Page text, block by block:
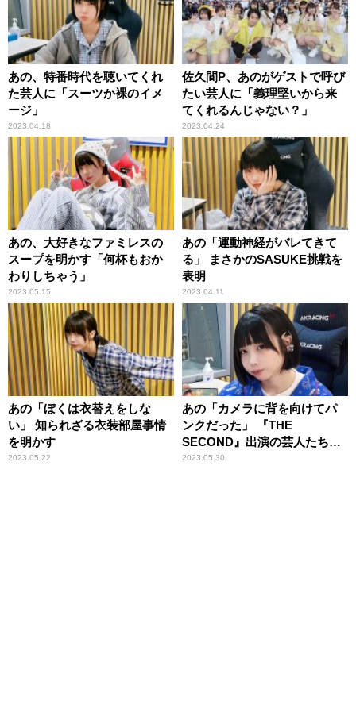
あの、特番時代を聴いてくれ
た芸人に「スーツか裸のイメ
ージ」
2023.04.18
佐久間P、あのがゲストで呼び
たい芸人に「義理堅いから来
てくれるんじゃない？」
2023.04.24
あの、大好きなファミレスの
スープを明かす「何杯もおか
わりしちゃう」
2023.05.15
あの「運動神経がバレてきて
る」 まさかのSASUKE挑戦を
表明
2023.04.11
あの「ぼくは衣替えをしな
い」 知られざる衣装部屋事情
を明かす
2023.05.22
あの「カメラに背を向けてパ
ンクだった」 『THE
SECOND』出演の芸人たちに
感動
2023.05.30